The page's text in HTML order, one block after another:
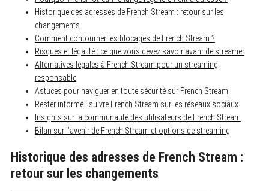
Historique des adresses de French Stream : retour sur les
changements
Comment contourner les blocages de French Stream ?
Risques et légalité : ce que vous devez savoir avant de streamer
Alternatives légales à French Stream pour un streaming
responsable
Astuces pour naviguer en toute sécurité sur French Stream
Rester informé : suivre French Stream sur les réseaux sociaux
Insights sur la communauté des utilisateurs de French Stream
Bilan sur l’avenir de French Stream et options de streaming
Historique des adresses de French Stream :
retour sur les changements